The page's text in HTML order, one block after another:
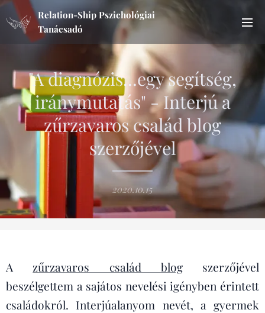
Relation-Ship Pszichológiai
Tanácsadó
"A diagnózis...egy segítség,
iránymutatás" - Interjú a
zűrzavaros család blog
szerzőjével
2020.10.15
A zűrzavaros család blogszerzőjével
beszélgettem a sajátos nevelési igényben érintett
családokról. Interjúalanyom nevét, a gyermek